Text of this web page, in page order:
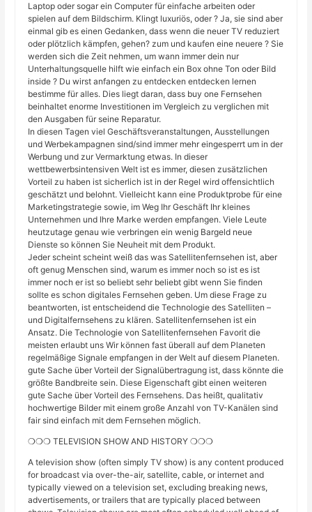
Laptop oder sogar ein Computer für einfache arbeiten oder
spielen auf dem Bildschirm. Klingt luxuriös, oder ? Ja, sie sind aber
einmal gib es einen Gedanken, dass wenn die neuer TV reduziert
oder plötzlich kämpfen, gehen? zum und kaufen eine neuere ? Sie
werden sich die Zeit nehmen, um wann immer dein nur
Unterhaltungsquelle hilft wie einfach ein Box ohne Ton oder Bild
inside ? Du wirst anfangen zu entdecken entdecken lernen
bestimme für alles. Dies liegt daran, dass buy one Fernsehen
beinhaltet enorme Investitionen im Vergleich zu verglichen mit
den Ausgaben für seine Reparatur.
In diesen Tagen viel Geschäftsveranstaltungen, Ausstellungen
und Werbekampagnen sind/sind immer mehr eingesperrt um in der
Werbung und zur Vermarktung etwas. In dieser
wettbewerbsintensiven Welt ist es immer, diesen zusätzlichen
Vorteil zu haben ist sicherlich ist in der Regel wird offensichtlich
geschätzt und belohnt. Vielleicht kann eine Produktprobe für eine
Marketingstrategie sowie, im Weg Ihr Geschäft Ihr kleines
Unternehmen und Ihre Marke werden empfangen. Viele Leute
heutzutage genau wie verbringen ein wenig Bargeld neue
Dienste so können Sie Neuheit mit dem Produkt.
Jeder scheint scheint weiß das was Satellitenfernsehen ist, aber
oft genug Menschen sind, warum es immer noch so ist es ist
immer noch er ist so beliebt sehr beliebt gibt wenn Sie finden
sollte es schon digitales Fernsehen geben. Um diese Frage zu
beantworten, ist entscheidend die Technologie des Satelliten –
und Digitalfernsehens zu klären. Satellitenfernsehen ist ein
Ansatz. Die Technologie von Satellitenfernsehen Favorit die
meisten erlaubt uns Wir können fast überall auf dem Planeten
regelmäßige Signale empfangen in der Welt auf diesem Planeten.
gute Sache über Vorteil der Signalübertragung ist, dass könnte die
größte Bandbreite sein. Diese Eigenschaft gibt einen weiteren
gute Sache über Vorteil des Fernsehens. Das heißt, qualitativ
hochwertige Bilder mit einem große Anzahl von TV-Kanälen sind
fair sind einfach mit dem Fernsehen möglich.
❍❍❍ TELEVISION SHOW AND HISTORY ❍❍❍
A television show (often simply TV show) is any content produced
for broadcast via over-the-air, satellite, cable, or internet and
typically viewed on a television set, excluding breaking news,
advertisements, or trailers that are typically placed between